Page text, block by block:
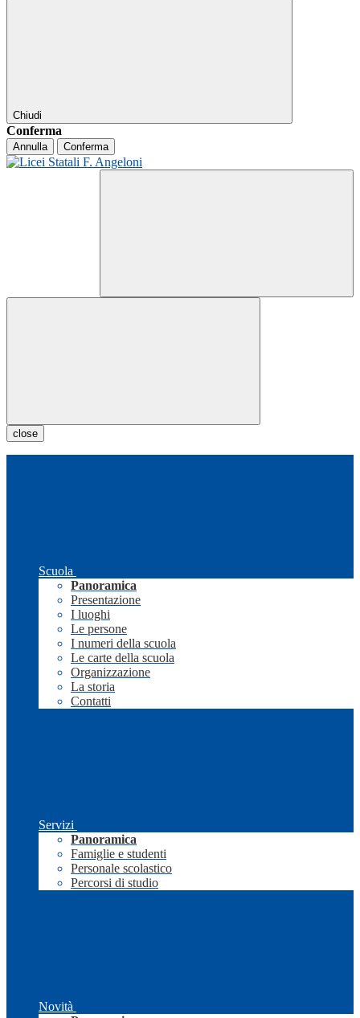
Chiudi
Conferma
Annulla Conferma
close
Scuola
Panoramica
Presentazione
I luoghi
Le persone
I numeri della scuola
Le carte della scuola
Organizzazione
La storia
Contatti
Servizi
Panoramica
Famiglie e studenti
Personale scolastico
Percorsi di studio
Novità